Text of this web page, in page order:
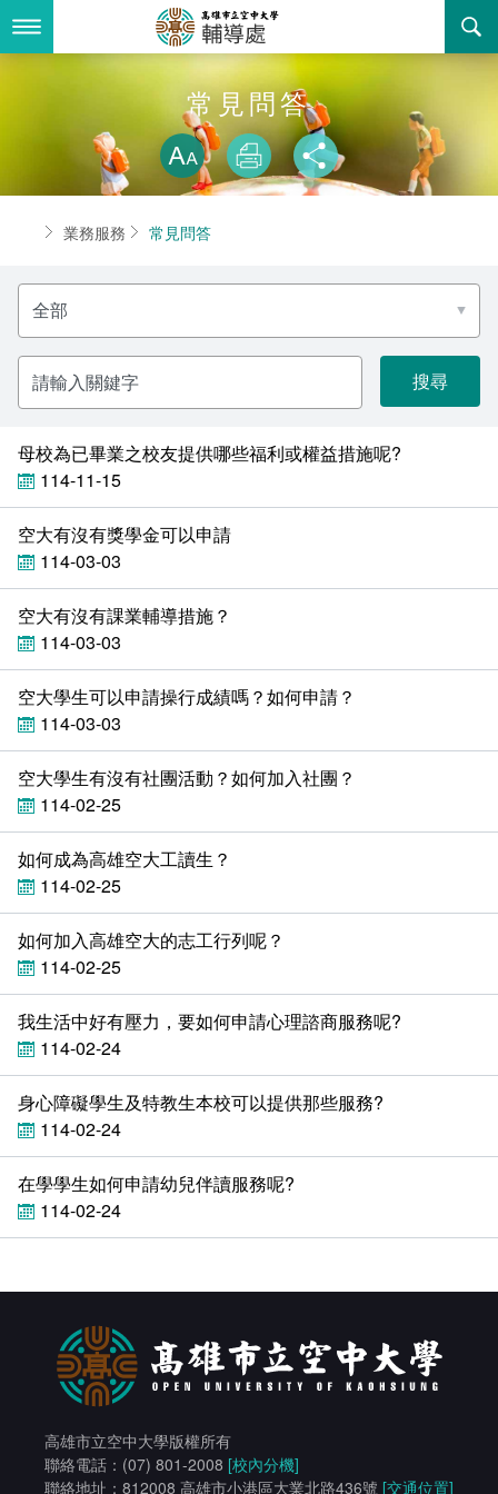
到
要
組織職掌
聯絡資訊
活動花絮
諮詢信箱
業務服務
法令規章
性別平等教育委員會
獎助學金一覽表
學生輔導委員會
輔導處駐點心理師服務
學生社團
工讀生專區
學生申訴評議委員會
線上報名
友善校園
常見問答
相關連結
校園霸凌防制
校園霸凌防制準則
生對生校園霸凌事件處理流程圖
書表下載
回空大首頁
常見問答
略過字型切
放大
列印 分享
首頁業務服務 常見問答
選
擇
分
類
關
鍵
字
母校為已畢業之校友提供哪些福利或權益措施呢?
114-11-15
空大有沒有獎學金可以申請
114-03-03
空大有沒有課業輔導措施？
114-03-03
空大學生可以申請操行成績嗎？如何申請？
114-03-03
空大學生有沒有社團活動？如何加入社團？
114-02-25
如何成為高雄空大工讀生？
114-02-25
如何加入高雄空大的志工行列呢？
114-02-25
我生活中好有壓力，要如何申請心理諮商服務呢?
114-02-24
身心障礙學生及特教生本校可以提供那些服務?
114-02-24
在學學生如何申請幼兒伴讀服務呢?
114-02-24
高雄市立空中大學版權所有
聯絡電話：(07) 801-2008 [校內分機]
聯絡地址：812008 高雄市小港區大業北路436號 [交通位置]